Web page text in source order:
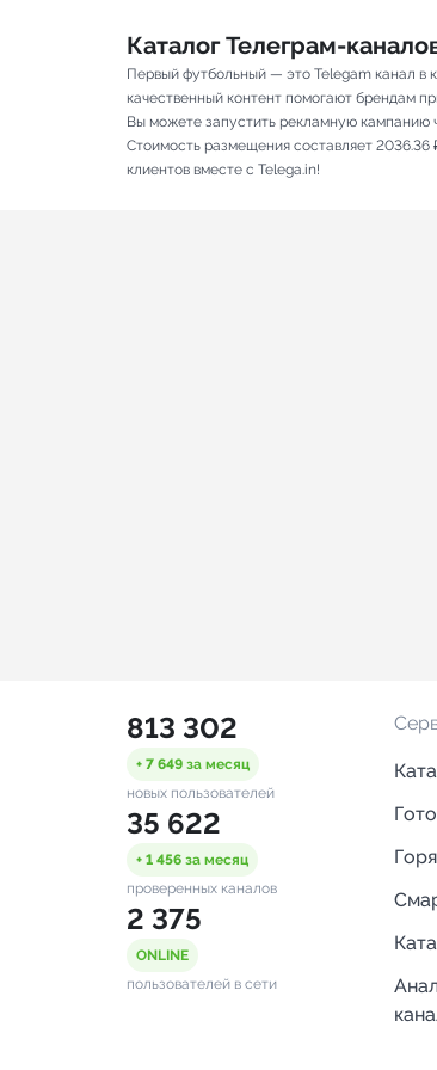
Каталог Телеграм-
Первый футбольный — это Telegam канал в
качественный контент помогают брендам
Вы можете запустить рекламную кампанию
Стоимость размещения составляет 2036.36
клиентов вместе с Telega.in!
813 302
+ 7 649 за месяц
новых пользователей
35 622
+ 1 456 за месяц
проверенных каналов
2 375
ONLINE
пользователей в сети